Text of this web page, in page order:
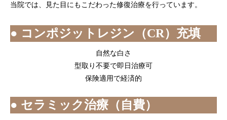
当院では、見た目にもこだわった修復治療を行っています。
● コンポジットレジン（CR）充填
自然な白さ
型取り不要で即日治療可
保険適用で経済的
● セラミック治療（自費）